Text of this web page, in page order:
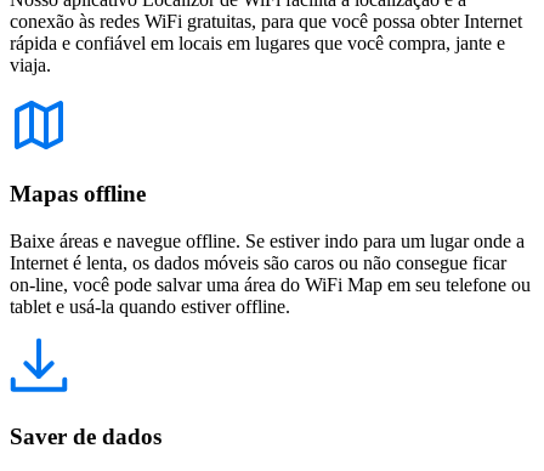
conexão às redes WiFi gratuitas, para que você possa obter Internet
rápida e confiável em locais em lugares que você compra, jante e
viaja.
Mapas offline
Baixe áreas e navegue offline. Se estiver indo para um lugar onde a
Internet é lenta, os dados móveis são caros ou não consegue ficar
on-line, você pode salvar uma área do WiFi Map em seu telefone ou
tablet e usá-la quando estiver offline.
Saver de dados